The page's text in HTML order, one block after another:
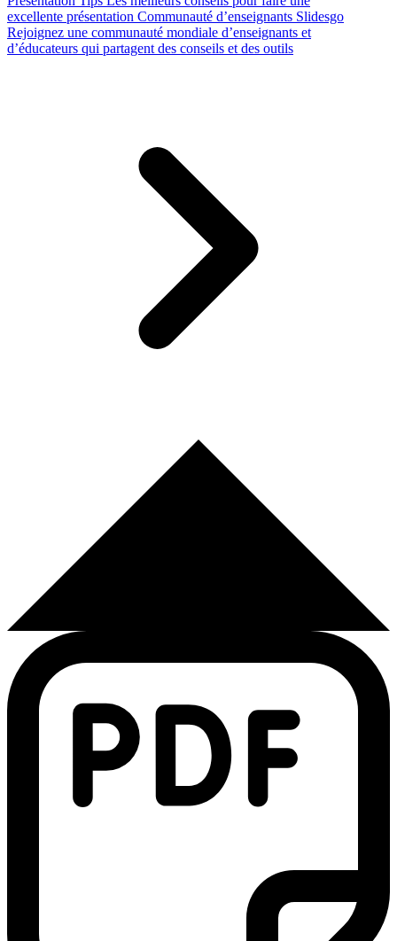
excellente présentation Communauté d’enseignants Slidesgo
Rejoignez une communauté mondiale d’enseignants et
d’éducateurs qui partagent des conseils et des outils